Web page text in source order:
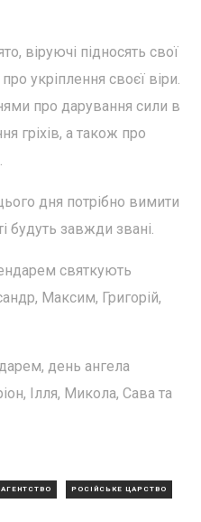
віруючі підносять свої
укріплення своєї віри.
про дарування сили в
гріхів, а також про
дня потрібно вимити
будуть завжди звані.
святкують
Максим, Григорій,
день ангела
Ілля, Микола, Сава та
РОСІЙСЬКЕ ЦАРСТВО